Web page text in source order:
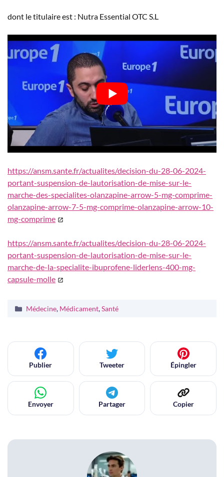
dont le titulaire est : Nutra Essential OTC S.L
https://ansm.sante.fr/actualites/decision-du-28-06-2024-
portant-suspension-de-lautorisation-de-mise-sur-le-
marche-des-specialites-olanzapine-arrow-5-mg-comprime-
olanzapine-arrow-7-5-mg-comprime-olanzapine-arrow-10-
mg-comprime
https://ansm.sante.fr/actualites/decision-du-28-06-2024-
portant-suspension-de-lautorisation-de-mise-sur-le-
marche-de-la-specialite-ibuprofene-liderlens-400-mg-
capsule-molle
Catégories
Médecine, Médicament,Santé
Publier Tweeter Épingler
Envoyer Partager Copier